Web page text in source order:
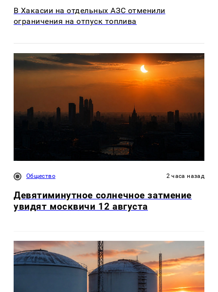
В Хакасии на отдельных АЗС отменили
ограничения на отпуск топлива
Общество 2 часа назад
Девятиминутное солнечное затмение
увидят москвичи 12 августа